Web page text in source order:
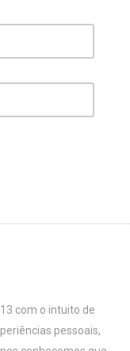
com o intuito de
pessoais,